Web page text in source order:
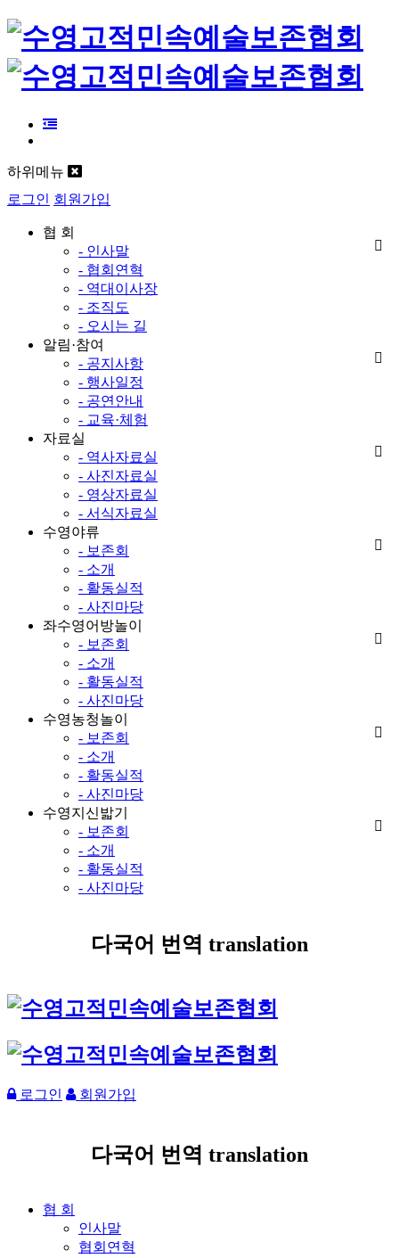
하위메뉴
로그인 회원가입
협 회
- 인사말
- 협회연혁
- 역대이사장
- 조직도
- 오시는 길
알림·참여
- 공지사항
- 행사일정
- 공연안내
- 교육·체험
자료실
- 역사자료실
- 사진자료실
- 영상자료실
- 서식자료실
수영야류
- 보존회
- 소개
- 활동실적
- 사진마당
좌수영어방놀이
- 보존회
- 소개
- 활동실적
- 사진마당
수영농청놀이
- 보존회
- 소개
- 활동실적
- 사진마당
수영지신밟기
- 보존회
- 소개
- 활동실적
- 사진마당
다국어 번역 translation
로그인 회원가입
다국어 번역 translation
협 회
인사말
협회연혁